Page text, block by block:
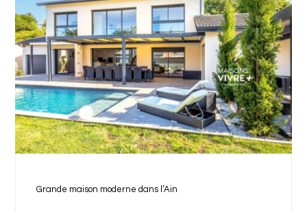
Grande maison moderne dans l’Ain